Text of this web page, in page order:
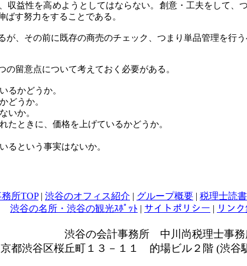
収益性を高めようとしてはならない。創意・工夫をして
す努力をすることである。
、その前に既存の商売のチェック、つまり単品管理を行う
留意点について考えておく必要がある。
るかどうか。
どうか。
いか。
たときに、価格を上げているかどうか。
るという事実はないか。
所TOP| 渋谷のオフィス紹介 | グループ概要 | 税理士読
渋谷の名所・渋谷の観光ｽﾎﾟｯﾄ | サイトポリシー | リン
務所 中川尚税理士事務
都渋谷区桜丘町１３－１１ 的場ビル２階 (渋